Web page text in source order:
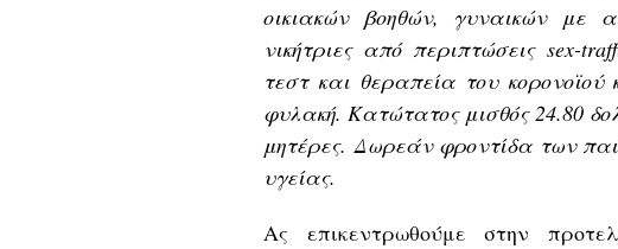
οικιακών βοηθών, γυναικών με
νικήτριες από περιπτώσεις sex-
τεστ και θεραπεία του κορονοϊού
φυλακή. Κατώτατος μισθός 24.80
μητέρες. Δωρεάν φροντίδα των
υγείας.
Ας επικεντρωθούμε στην